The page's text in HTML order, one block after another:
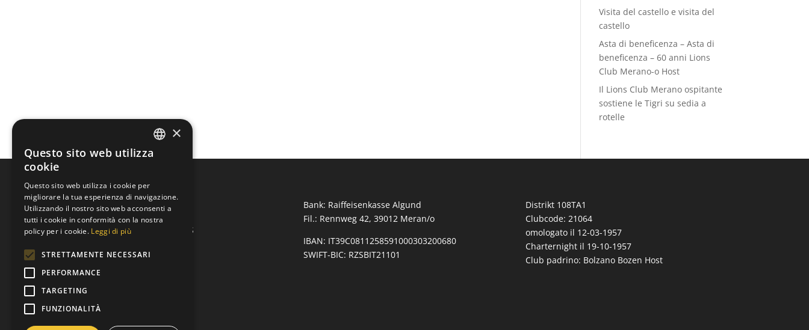
Visita del castello e visita del
castello
Asta di beneficenza – Asta di
beneficenza – 60 anni Lions
Club Merano-o Host
Il Lions Club Merano ospitante
sostiene le Tigri su sedia a
rotelle
Indirizzo del club
Lions Club Merano Host ETS
I-39012 Merano
P.IVA: 03310420215
www.lionsmeran.org
Bank: Raiffeisenkasse Algund
Fil.: Rennweg 42, 39012 Meran/o
IBAN: IT39C0811258591000303200680
SWIFT-BIC: RZSBIT21101
Distrikt 108TA1
Clubcode: 21064
omologato il 12-03-1957
Charternight il 19-10-1957
Club padrino: Bolzano Bozen Host
×
Questo sito web utilizza
cookie
Questo sito web utilizza i cookie per
migliorare la tua esperienza di navigazione.
Utilizzando il nostro sito web acconsenti a
tutti i cookie in conformità con la nostra
policy per i cookie. Leggi di più
STRETTAMENTE NECESSARI
PERFORMANCE
TARGETING
FUNZIONALITÀ